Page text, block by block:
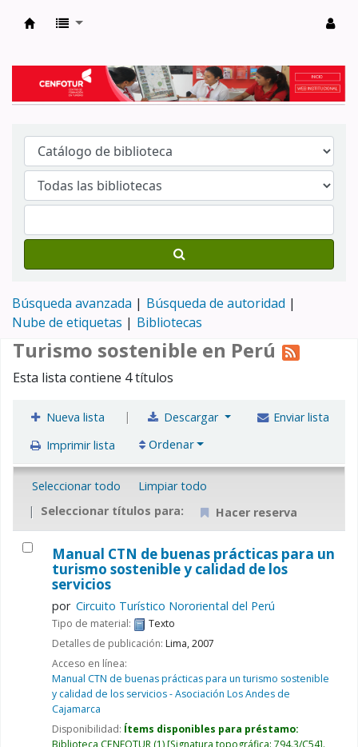
Búsqueda avanzada
Búsqueda de autoridad
Nube de etiquetas
Bibliotecas
Turismo sostenible en Perú
Esta lista contiene 4 títulos
Nueva lista | Descargar
Enviar lista
Imprimir lista
Ordenar
Seleccionar todo
Limpiar todo
Seleccionar títulos para:
Hacer reserva
Manual CTN de buenas prácticas para un
turismo sostenible y calidad de los
servicios
por Circuito Turístico Nororiental del Perú
Tipo de material:
Texto
Detalles de publicación: Lima,2007
Acceso en línea:
Manual CTN de buenas prácticas para un turismo sostenible
y calidad de los servicios - Asociación Los Andes de
Cajamarca
Disponibilidad: Ítems disponibles para préstamo: